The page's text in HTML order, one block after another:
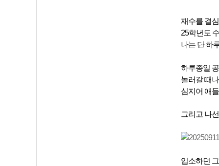
재수를 결
25학년도
나는 단 하
하루종일
놀러갈 때
심지어 애
그리고 나
입소하던